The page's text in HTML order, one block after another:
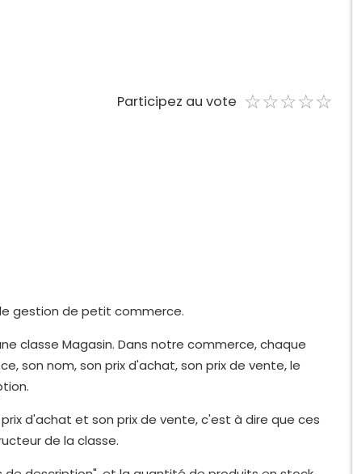
Participez au vote ☆☆☆☆☆
★★★★★
gestion de petit commerce.
classe Magasin. Dans notre commerce, chaque
son nom, son prix d'achat, son prix de vente, le
d'achat et son prix de vente, c'est à dire que ces
de la classe.